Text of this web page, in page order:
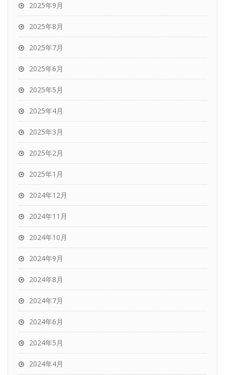
2025年9月
2025年8月
2025年7月
2025年6月
2025年5月
2025年4月
2025年3月
2025年2月
2025年1月
2024年12月
2024年11月
2024年10月
2024年9月
2024年8月
2024年7月
2024年6月
2024年5月
2024年4月